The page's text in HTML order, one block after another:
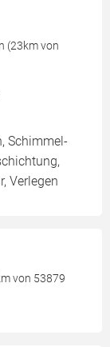
(23km von
Schimmel-
Verlegen
von 53879